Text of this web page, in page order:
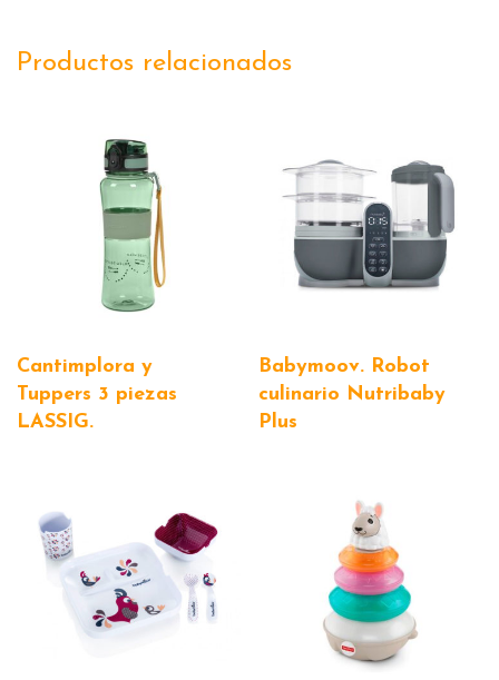
Productos relacionados
Cantimplora y
Tuppers 3 piezas
LASSIG.
Babymoov. Robot
culinario Nutribaby
Plus